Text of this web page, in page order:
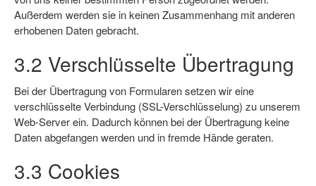
Außerdem werden sie in keinen Zusammenhang mit anderen
erhobenen Daten gebracht.
3.2 Verschlüsselte Übertragung
Bei der Übertragung von Formularen setzen wir eine
verschlüsselte Verbindung (SSL-Verschlüsselung) zu unserem
Web-Server ein. Dadurch können bei der Übertragung keine
Daten abgefangen werden und in fremde Hände geraten.
3.3 Cookies